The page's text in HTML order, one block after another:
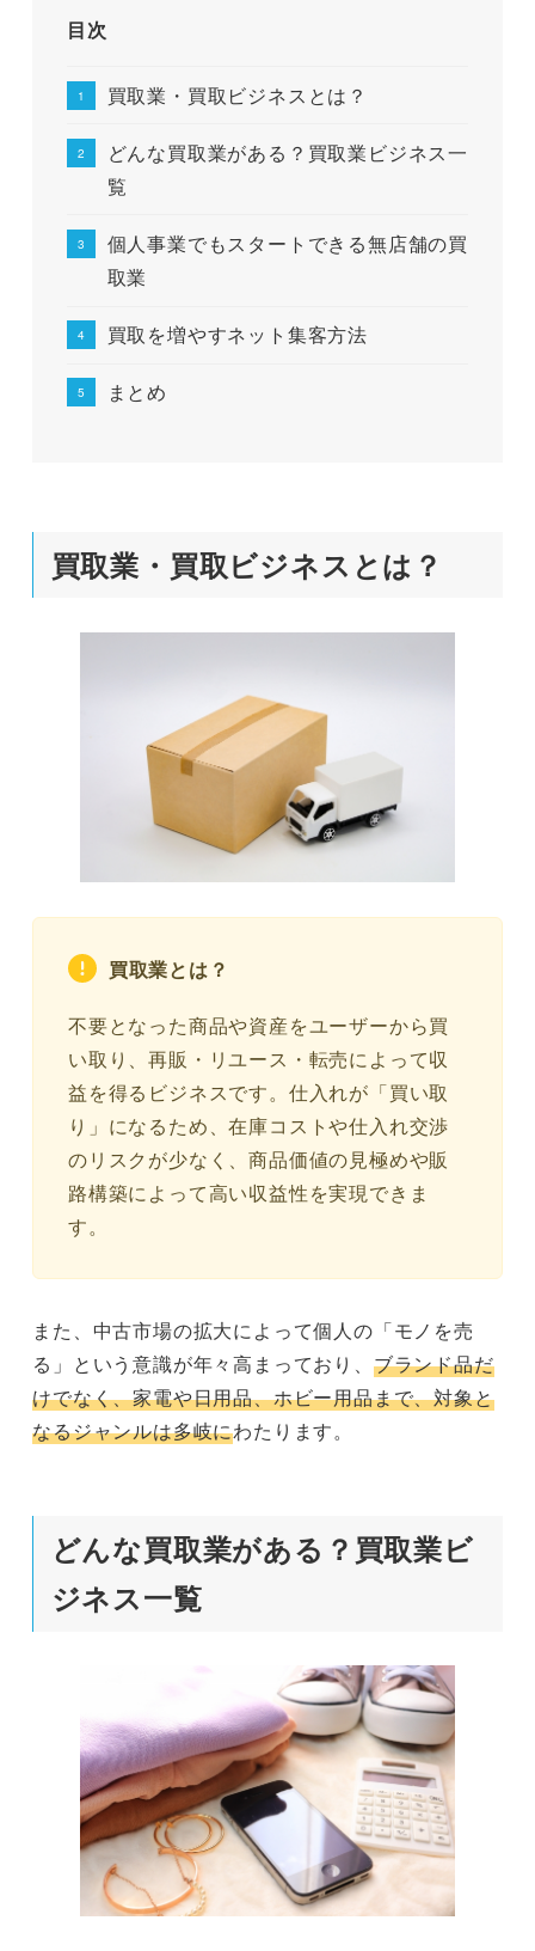
目次
買取業・買取ビジネスとは？
どんな買取業がある？買取業ビジネス一
覧
個人事業でもスタートできる無店舗の買
取業
買取を増やすネット集客方法
まとめ
買取業・買取ビジネスとは？
買取業とは？
不要となった商品や資産をユーザーから買
い取り、再販・リユース・転売によって収
益を得るビジネスです。仕入れが「買い取
り」になるため、在庫コストや仕入れ交渉
のリスクが少なく、商品価値の見極めや販
路構築によって高い収益性を実現できま
す。
また、中古市場の拡大によって個人の「モノを売
る」という意識が年々高まっており、 ブランド品だ
けでなく、家電や日用品、ホビー用品まで、対象と
なるジャンルは多岐にわたります。
どんな買取業がある？買取業ビ
ジネス一覧